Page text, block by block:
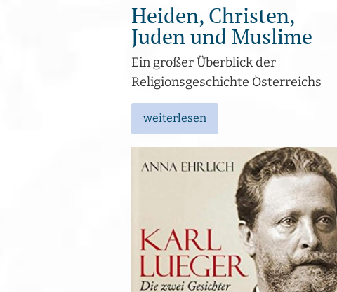
Heiden, Christen,
Juden und Muslime
Ein großer Überblick der
Religionsgeschichte Österreichs
weiterlesen